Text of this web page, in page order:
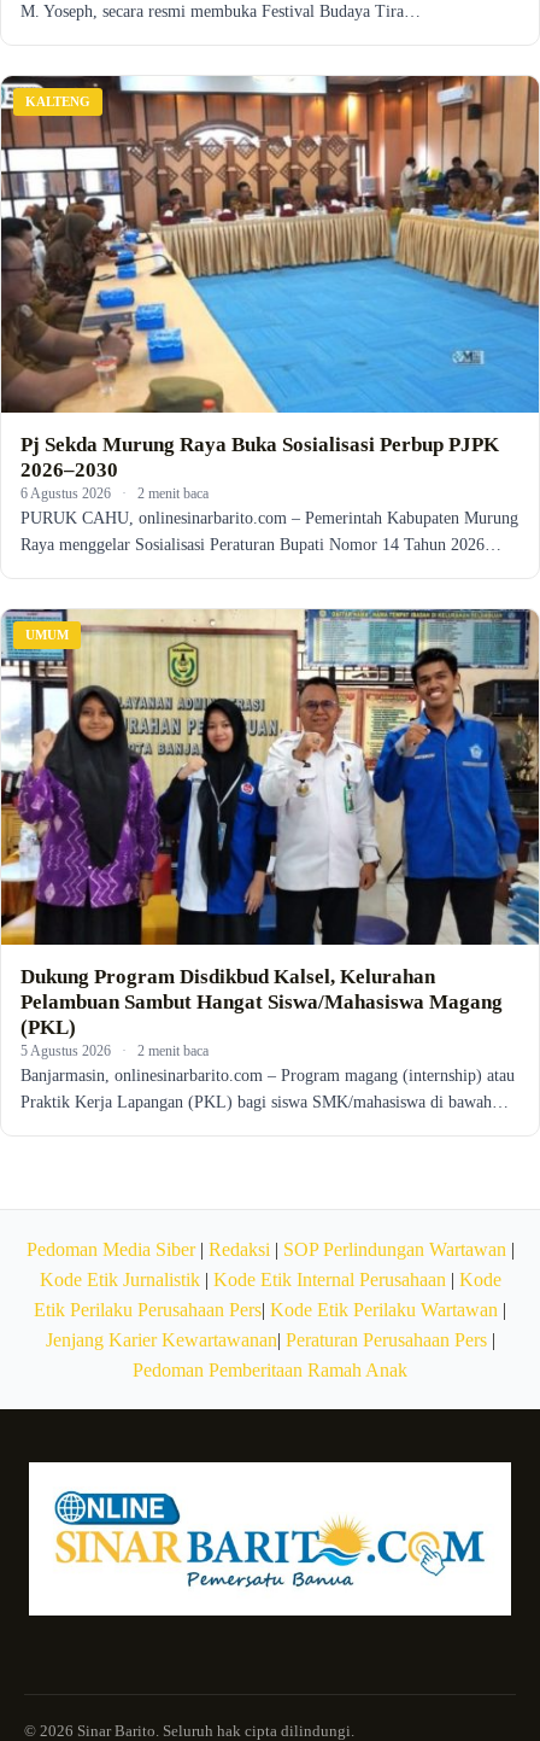
M. Yoseph, secara resmi membuka Festival Budaya Tira…
KALTENG
Pj Sekda Murung Raya Buka Sosialisasi Perbup PJPK
2026–2030
6 Agustus 2026 · 2 menit baca
PURUK CAHU, onlinesinarbarito.com – Pemerintah Kabupaten Murung
Raya menggelar Sosialisasi Peraturan Bupati Nomor 14 Tahun 2026…
UMUM
Dukung Program Disdikbud Kalsel, Kelurahan
Pelambuan Sambut Hangat Siswa/Mahasiswa Magang
(PKL)
5 Agustus 2026 · 2 menit baca
Banjarmasin, onlinesinarbarito.com – Program magang (internship) atau
Praktik Kerja Lapangan (PKL) bagi siswa SMK/mahasiswa di bawah…
Pedoman Media Siber| Redaksi | SOP Perlindungan Wartawan |
Kode Etik Jurnalistik| Kode Etik Internal Perusahaan | Kode
Etik Perilaku Perusahaan Pers| Kode Etik Perilaku Wartawan |
Jenjang Karier Kewartawanan| Peraturan Perusahaan Pers|
Pedoman Pemberitaan Ramah Anak
© 2026 Sinar Barito. Seluruh hak cipta dilindungi.